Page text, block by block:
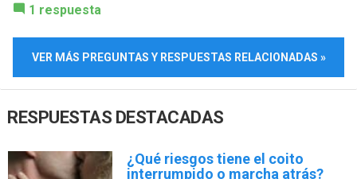
1 respuesta
VER MÁS PREGUNTAS Y RESPUESTAS RELACIONADAS »
RESPUESTAS DESTACADAS
¿Qué riesgos tiene el coito
interrumpido o marcha atrás?